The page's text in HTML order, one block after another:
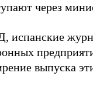
через
испанские
выпуска